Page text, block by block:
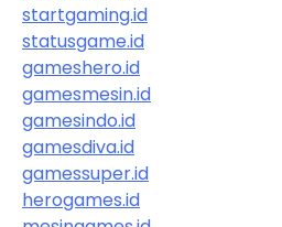
startgaming.id
statusgame.id
gameshero.id
gamesmesin.id
gamesindo.id
gamesdiva.id
gamessuper.id
herogames.id